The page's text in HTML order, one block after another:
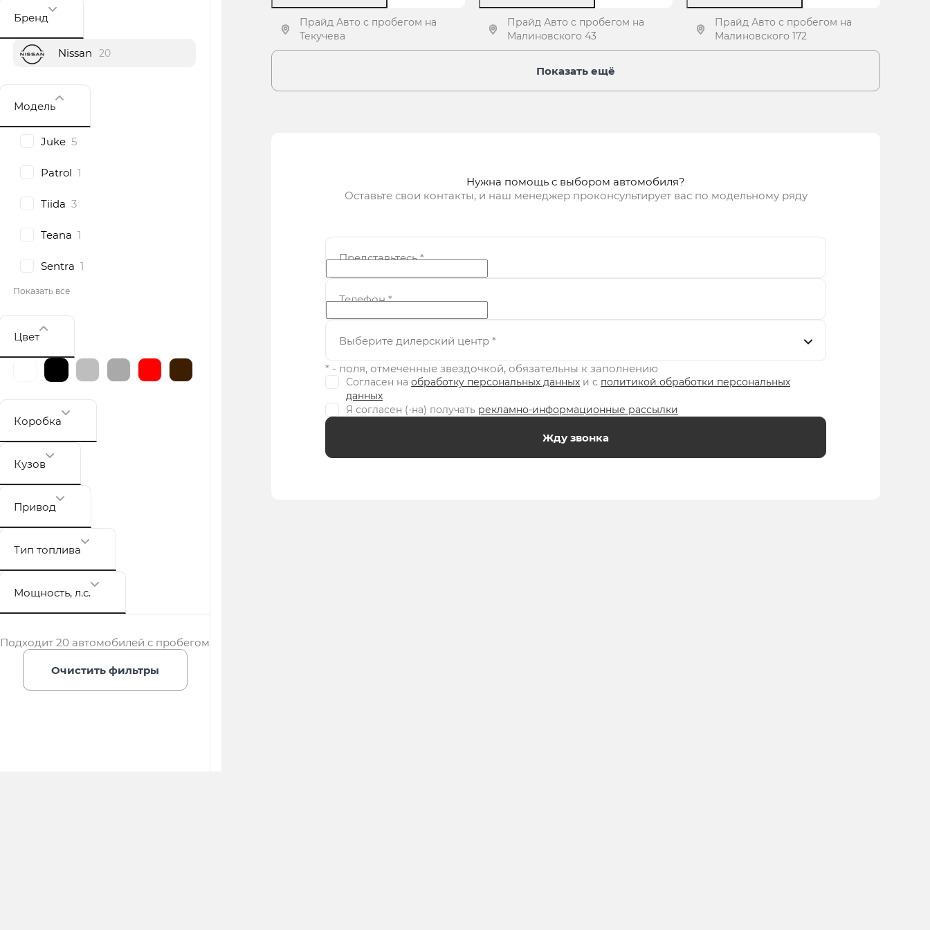
Бренд
Nissan 20
Модель
Juke 5
Patrol 1
Tiida 3
Teana 1
Sentra 1
Показать все
Цвет
Коробка
Кузов
Привод
Тип топлива
Мощность, л.с.
Подходит 20 автомобилей с пробегом
Очистить фильтры
Прайд Авто с пробегом на
Текучева
Прайд Авто с пробегом на
Малиновского 43
Прайд Авто с пробегом на
Малиновского 172
Показать ещё
Нужна помощь с выбором автомобиля?
Оставьте свои контакты, и наш менеджер проконсультирует вас по модельному ряду
Представьтесь*
Телефон*
Выберите дилерский центр *
* - поля, отмеченные звездочкой, обязательны к заполнению
Согласен на обработку персональных данных и c политикой обработки персональных
данных
Я согласен (-на) получать рекламно-информационные рассылки
Жду звонка